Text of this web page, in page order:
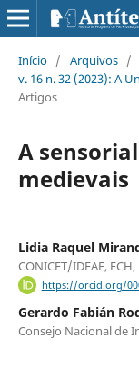
Início / Arquivos /
v. 16 n. 32 (2023): A
Artigos
A
medievais
Lidia Raquel
CONICET/IDEAE,
https://orcid.org/
Gerardo Fabián
Consejo Nacional de